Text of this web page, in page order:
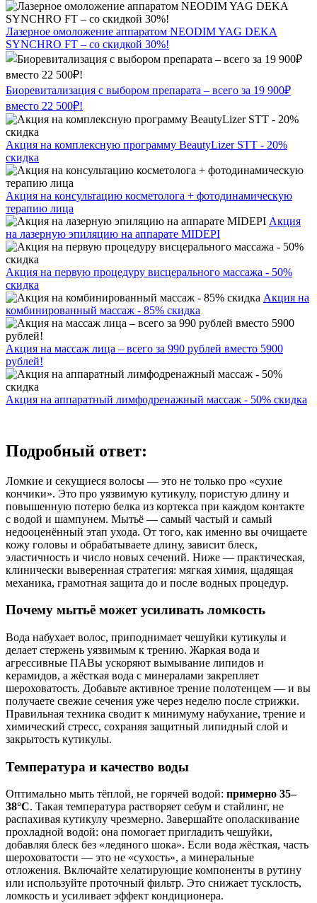
Лазерное омоложение аппаратом NEODIM YAG DEKA
SYNCHRO FT – со скидкой 30%!
Биоревитализация с выбором препарата – всего за 19 900₽
вместо 22 500₽!
Акция на комплексную программу BeautyLizer STT - 20%
скидка
Акция на консультацию косметолога + фотодинамическую
терапию лица
Акция
на лазерную эпиляцию на аппарате MIDEPI
Акция на первую процедуру висцерального массажа - 50%
скидка
Акция на
комбинированный массаж - 85% скидка
Акция на массаж лица – всего за 990 рублей вместо 5900
рублей!
Акция на аппаратный лимфодренажный массаж - 50% скидка
Подробный ответ:
Ломкие и секущиеся волосы — это не только про «сухие
кончики». Это про уязвимую кутикулу, пористую длину и
повышенную потерю белка из кортекса при каждом контакте
с водой и шампунем. Мытьё — самый частый и самый
недооценённый этап ухода. От того, как именно вы очищаете
кожу головы и обрабатываете длину, зависит блеск,
эластичность и число новых сечений. Ниже — практическая,
клинически выверенная стратегия: мягкая химия, щадящая
механика, грамотная защита до и после водных процедур.
Почему мытьё может усиливать ломкость
Вода набухает волос, приподнимает чешуйки кутикулы и
делает стержень уязвимым к трению. Жаркая вода и
агрессивные ПАВы ускоряют вымывание липидов и
керамидов, а жёсткая вода с минералами закрепляет
шероховатость. Добавьте активное трение полотенцем — и вы
получаете свежие сечения уже через неделю после стрижки.
Правильная техника сводит к минимуму набухание, трение и
химический стресс, сохраняя защитный липидный слой и
закрытость кутикулы.
Температура и качество воды
Оптимально мыть тёплой, не горячей водой: примерно 35–
38°C. Такая температура растворяет себум и стайлинг, не
распахивая кутикулу чрезмерно. Завершайте ополаскивание
прохладной водой: она помогает пригладить чешуйки,
добавляя блеск без «ледяного шока». Если вода жёсткая, часть
шероховатости — это не «сухость», а минеральные
отложения. Включайте хелатирующие компоненты в рутину
или используйте проточный фильтр. Это снижает тусклость,
ломкость и усиливает эффект кондиционера.